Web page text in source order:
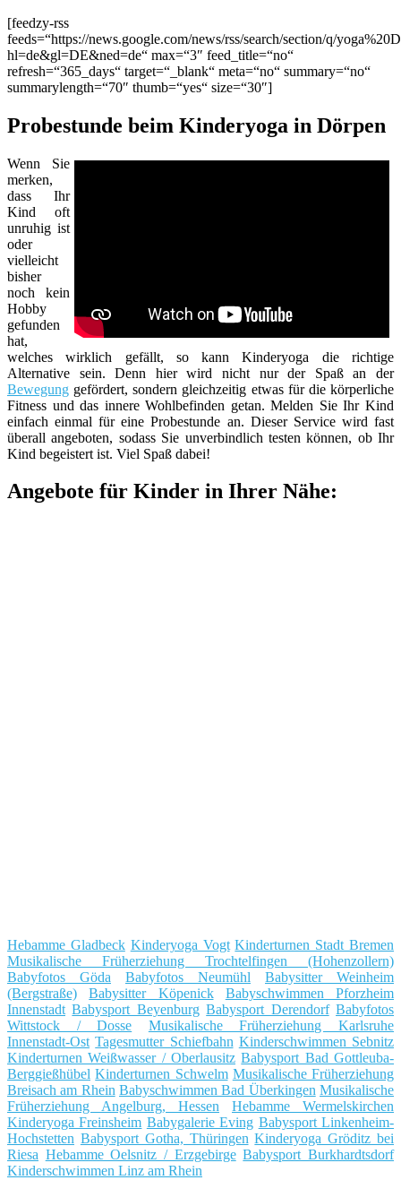
[feedzy-rss
feeds=“https://news.google.com/news/rss/search/section/q/
hl=de&gl=DE&ned=de“ max=“3″ feed_title=“no“
refresh=“365_days“ target=“_blank“ meta=“no“ summary=“no“
summarylength=“70″ thumb=“yes“ size=“30″]
Probestunde beim Kinderyoga in Dörpen
Wenn Sie
merken,
dass Ihr
Kind oft
unruhig ist
oder
vielleicht
bisher
noch kein
Hobby
gefunden
hat,
welches wirklich gefällt, so kann Kinderyoga die richtige
Alternative sein. Denn hier wird nicht nur der Spaß an der
Bewegung gefördert, sondern gleichzeitig etwas für die körperliche
Fitness und das innere Wohlbefinden getan. Melden Sie Ihr Kind
einfach einmal für eine Probestunde an. Dieser Service wird fast
überall angeboten, sodass Sie unverbindlich testen können, ob Ihr
Kind begeistert ist. Viel Spaß dabei!
Angebote für Kinder in Ihrer Nähe:
Hebamme Gladbeck Kinderyoga Vogt Kinderturnen Stadt Bremen
Musikalische Früherziehung Trochtelfingen (Hohenzollern)
Babyfotos Göda
Babyfotos Neumühl
Babysitter Weinheim
(Bergstraße)
Babysitter Köpenick
Babyschwimmen Pforzheim
Innenstadt Babysport Beyenburg Babysport Derendorf Babyfotos
Wittstock / Dosse
Musikalische Früherziehung Karlsruhe
Innenstadt-Ost Tagesmutter Schiefbahn Kinderschwimmen Sebnitz
Kinderturnen Weißwasser / Oberlausitz Babysport Bad Gottleuba-
Berggießhübel Kinderturnen Schwelm Musikalische Früherziehung
Breisach am Rhein Babyschwimmen Bad Überkingen Musikalische
Früherziehung Angelburg, Hessen
Hebamme Wermelskirchen
Kinderyoga Freinsheim Babygalerie Eving Babysport Linkenheim-
Hochstetten Babysport Gotha, Thüringen Kinderyoga Gröditz bei
Riesa Hebamme Oelsnitz / Erzgebirge Babysport Burkhardtsdorf
Kinderschwimmen Linz am Rhein